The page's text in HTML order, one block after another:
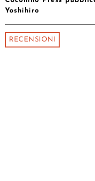
Yoshihiro
RECENSIONI